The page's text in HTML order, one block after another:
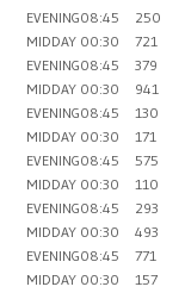
EVENING08:45 250
MIDDAY 00:30 721
EVENING08:45 379
MIDDAY 00:30 941
EVENING08:45 130
MIDDAY 00:30 171
EVENING08:45 575
MIDDAY 00:30 110
EVENING08:45 293
MIDDAY 00:30 493
EVENING08:45 771
MIDDAY 00:30 157